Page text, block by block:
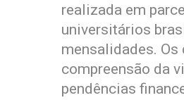
realizada em
universitários
mensalidades. Os
compreensão da
pendências